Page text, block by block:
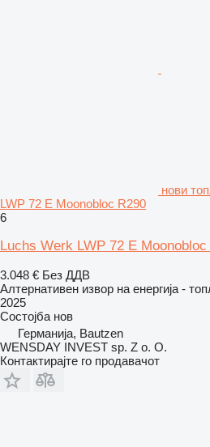
нови
LWP 72 E Moonobloc R290
6
Luchs Werk LWP 72 E Moonobloc
3.048 € Без ДДВ
Алтернативен извор на енергија -
2025
Состојба нов
Германија, Bautzen
WENSDAY INVEST sp. Z o. O.
Контактирајте го продавачот